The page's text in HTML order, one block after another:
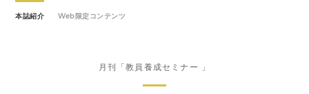
本誌紹介 Web限定コンテンツ
月刊「教員養成セミナー 」